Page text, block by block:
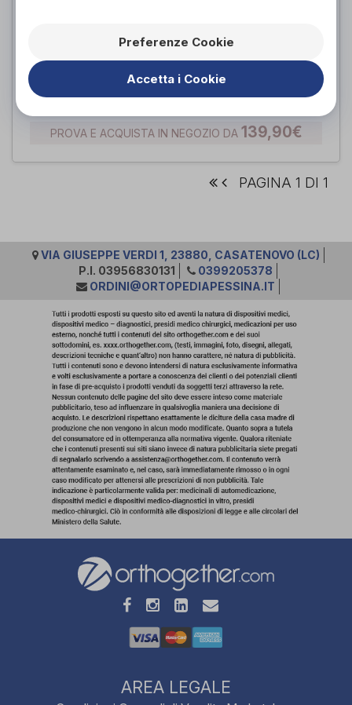
MIO-CARE FITNESS
I-Tech Medical Division
PROVA E ACQUISTA IN NEGOZIO DA 139,90€
PAGINA 1 DI 1
VIA GIUSEPPE VERDI 1, 23880, CASATENOVO (LC)
P.I. 03956830131
0399205378
ORDINI@ORTOPEDIAPESSINA.IT
AREA LEGALE
Preferenze Cookie
Accetta i Cookie